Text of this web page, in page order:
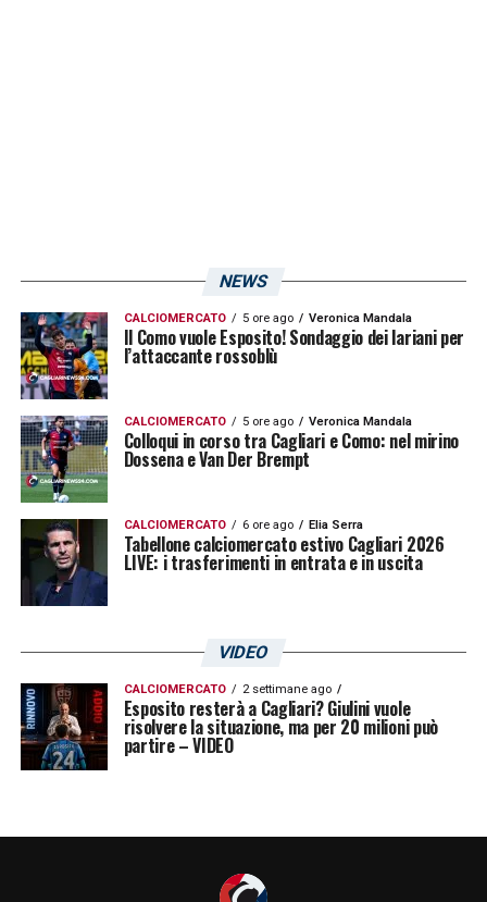
NEWS
CALCIOMERCATO 5 ore ago Veronica Mandala
Il Como vuole Esposito! Sondaggio dei lariani per
l’attaccante rossoblù
CALCIOMERCATO 5 ore ago Veronica Mandala
Colloqui in corso tra Cagliari e Como: nel mirino
Dossena e Van Der Brempt
CALCIOMERCATO 6 ore ago Elia Serra
Tabellone calciomercato estivo Cagliari 2026
LIVE: i trasferimenti in entrata e in uscita
VIDEO
CALCIOMERCATO 2 settimane ago
Esposito resterà a Cagliari? Giulini vuole
risolvere la situazione, ma per 20 milioni può
partire – VIDEO